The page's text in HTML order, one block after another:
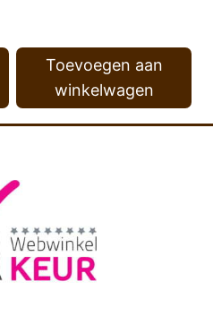
Toevoegen aan
winkelwagen